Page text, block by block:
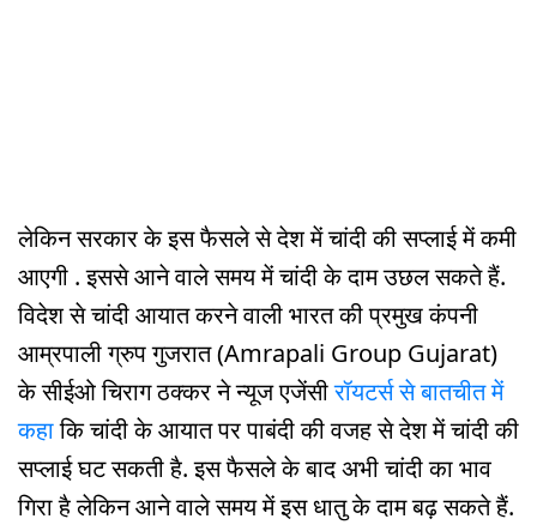
लेकिन सरकार के इस फैसले से देश में चांदी की सप्लाई में कमी
आएगी . इससे आने वाले समय में चांदी के दाम उछल सकते हैं.
विदेश से चांदी आयात करने वाली भारत की प्रमुख कंपनी
आम्रपाली ग्रुप गुजरात (Amrapali Group Gujarat)
के सीईओ चिराग ठक्कर ने न्यूज एजेंसीरॉयटर्स से बातचीत में
कहाकि चांदी के आयात पर पाबंदी की वजह से देश में चांदी की
सप्लाई घट सकती है. इस फैसले के बाद अभी चांदी का भाव
गिरा है लेकिन आने वाले समय में इस धातु के दाम बढ़ सकते हैं.